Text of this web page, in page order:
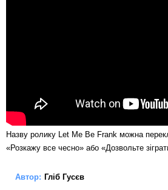
Назву ролику Let Me Be Frank можна
«Розкажу все чесно» або «Дозвольте
Автор: Гліб Гусєв